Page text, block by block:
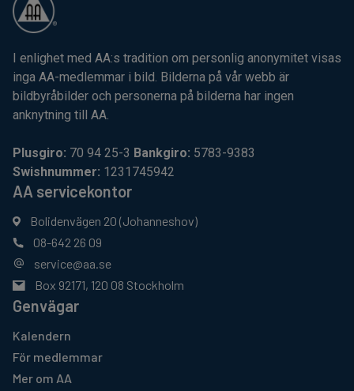
I enlighet med AA:s tradition om personlig anonymitet visas
inga AA-medlemmar i bild. Bilderna på vår webb är
bildbyråbilder och personerna på bilderna har ingen
anknytning till AA.
Plusgiro: 70 94 25-3 Bankgiro: 5783-9383
Swishnummer: 1231745942
AA servicekontor
Bolidenvägen 20 (Johanneshov)
08-642 26 09
service@aa.se
Box 92171, 120 08 Stockholm
Genvägar
Kalendern
För medlemmar
Mer om AA